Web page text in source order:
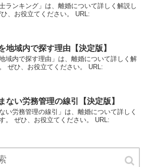
ランキング」は、離婚について詳しく解説し
、お役立てください。 URL:
地域内で探す理由【決定版】
域内で探す理由」は、離婚について詳しく解
ぜひ、お役立てください。 URL:
ない労務管理の線引【決定版】
い労務管理の線引」は、離婚について詳しく
。 ぜひ、お役立てください。 URL:
の相談サイト【決定版】
相談サイト」は、離婚について詳しく解説し